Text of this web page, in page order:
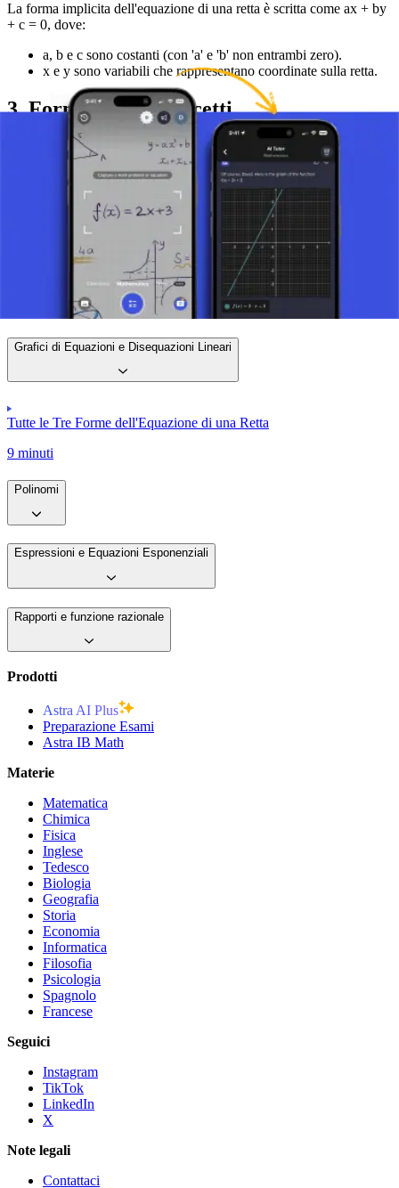
La forma implicita dell'equazione di una retta è scritta come ax + by
+ c = 0, dove:
a, b e c sono costanti (con 'a' e 'b' non entrambi zero).
x e y sono variabili che rappresentano coordinate sulla retta.
3. Forma degli Intercetti
La forma degli intercetti dell'equazione di una retta è data come x/m
+ y/n = 1, dove:
m è l'intercetta x (il valore di x dove la retta incrocia l'asse x,
quindi y=0).
n è l'intercetta y (il valore di y dove la retta incrocia l'asse y,
quindi x=0). (Questa forma è valida quando m ≠ 0 e n ≠ 0).
Scatta una foto del tuo compito e usa il tutor AI.
Grafici di Equazioni e Disequazioni Lineari
Tutte le Tre Forme dell'Equazione di una Retta
9 minuti
Polinomi
Espressioni e Equazioni Esponenziali
Rapporti e funzione razionale
Prodotti
Astra AI Plus
Preparazione Esami
Astra IB Math
Materie
Matematica
Chimica
Fisica
Inglese
Tedesco
Biologia
Geografia
Storia
Economia
Informatica
Filosofia
Psicologia
Spagnolo
Francese
Seguici
Instagram
TikTok
LinkedIn
X
Note legali
Contattaci